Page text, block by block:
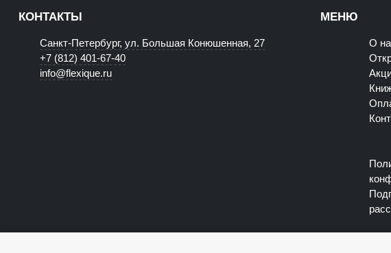
КОНТАКТЫ
Санкт-Петербург, ул. Большая Конюшенная, 27
+7 (812) 401-67-40
info@flexique.ru
МЕНЮ
О